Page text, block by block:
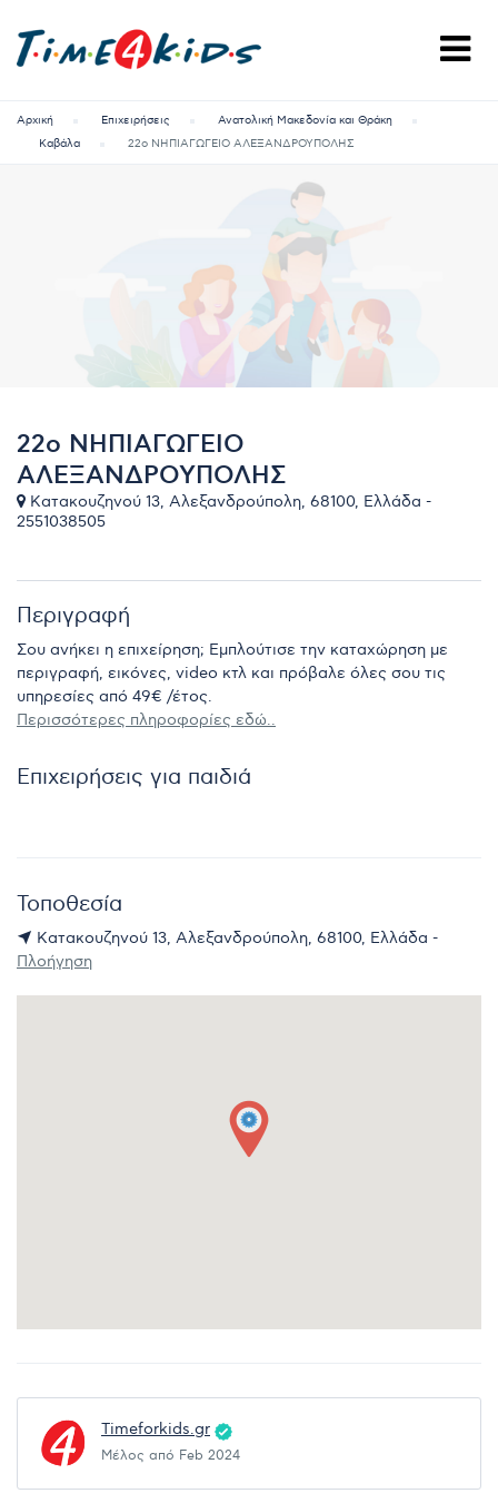
Αρχική Επιχειρήσεις
Ανατολική Μακεδονία και Θράκη
Καβάλα
22ο ΝΗΠΙΑΓΩΓΕΙΟ ΑΛΕΞΑΝΔΡΟΥΠΟΛΗΣ
22ο ΝΗΠΙΑΓΩΓΕΙΟ
ΑΛΕΞΑΝΔΡΟΥΠΟΛΗΣ
Κατακουζηνού 13, Αλεξανδρούπολη, 68100, Ελλάδα -
2551038505
Περιγραφή
Σου ανήκει η επιχείρηση; Εμπλούτισε την καταχώρηση με
περιγραφή, εικόνες, video κτλ και πρόβαλε όλες σου τις
υπηρεσίες από 49€ /έτος.
Περισσότερες πληροφορίες εδώ..
Επιχειρήσεις για παιδιά
Τοποθεσία
Κατακουζηνού 13, Αλεξανδρούπολη, 68100, Ελλάδα -
Πλοήγηση
Timeforkids.gr
Μέλος από Feb 2024